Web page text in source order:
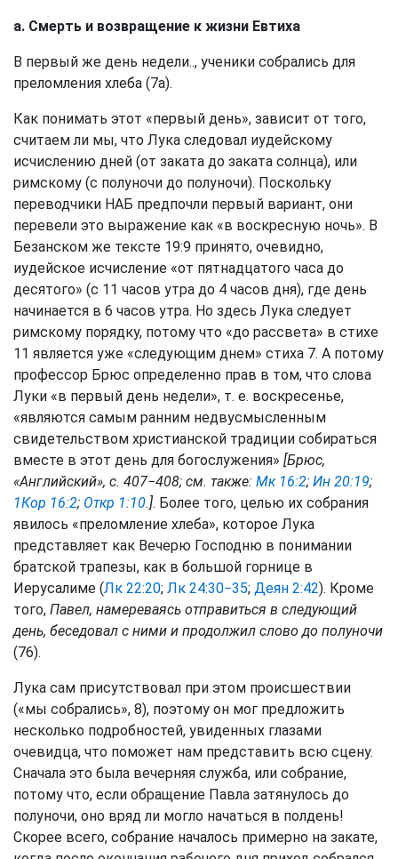
а. Смерть и возвращение к жизни Евтиха
В первый же день недели.., ученики собрались для
преломления хлеба (7а).
Как понимать этот «первый день», зависит от того,
считаем ли мы, что Лука следовал иудейскому
исчислению дней (от заката до заката солнца), или
римскому (с полуночи до полуночи). Поскольку
переводчики НАБ предпочли первый вариант, они
перевели это выражение как «в воскресную ночь». В
Безанском же тексте 19:9 принято, очевидно,
иудейское исчисление «от пятнадцатого часа до
десятого» (с 11 часов утра до 4 часов дня), где день
начинается в 6 часов утра. Но здесь Лука следует
римскому порядку, потому что «до рассвета» в стихе
11 является уже «следующим днем» стиха 7. А потому
профессор Брюс определенно прав в том, что слова
Луки «в первый день недели», т. е. воскресенье,
«являются самым ранним недвусмысленным
свидетельством христианской традиции собираться
вместе в этот день для богослужения» [Брюс,
«Английский», с. 407−408; см. также: Мк 16:2; Ин 20:19;
1Кор 16:2; Откр 1:10.]. Более того, целью их собрания
явилось «преломление хлеба», которое Лука
представляет как Вечерю Господню в понимании
братской трапезы, как в большой горнице в
Иерусалиме (Лк 22:20; Лк 24:30−35; Деян 2:42). Кроме
того, Павел, намереваясь отправиться в следующий
день, беседовал с ними и продолжил слово до полуночи
(76).
Лука сам присутствовал при этом происшествии
(«мы собрались», 8), поэтому он мог предложить
несколько подробностей, увиденных глазами
очевидца, что поможет нам представить всю сцену.
Сначала это была вечерняя служба, или собрание,
потому что, если обращение Павла затянулось до
полуночи, оно вряд ли могло начаться в полдень!
Скорее всего, собрание началось примерно на закате,